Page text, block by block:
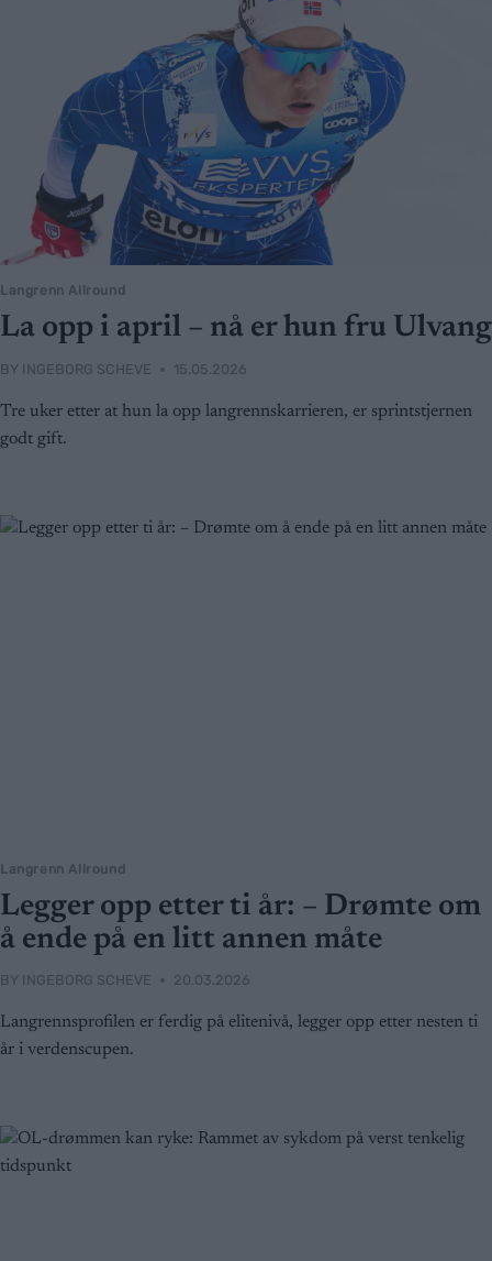
Langrenn Allround
La opp i april – nå er hun fru Ulvang
BY INGEBORG SCHEVE 15.05.2026
Tre uker etter at hun la opp langrennskarrieren, er sprintstjernen
godt gift.
Langrenn Allround
Legger opp etter ti år: – Drømte om
å ende på en litt annen måte
BY INGEBORG SCHEVE 20.03.2026
Langrennsprofilen er ferdig på elitenivå, legger opp etter nesten ti
år i verdenscupen.